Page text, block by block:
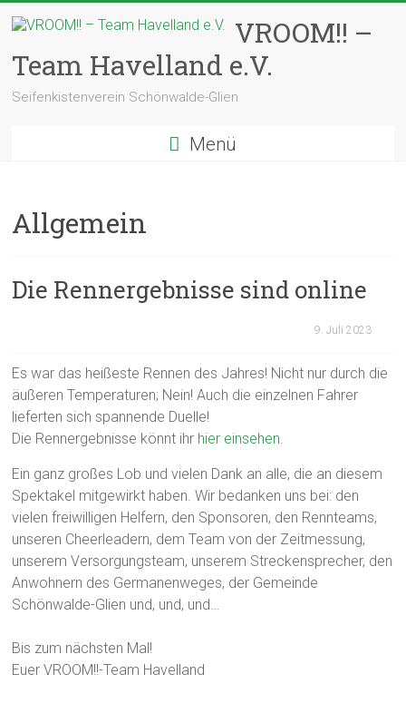
Inhalt
VROOM!! –
Team Havelland e.V.
Seifenkistenverein Schönwalde-Glien
Menü
Allgemein
Die Rennergebnisse sind online
9. Juli 2023
Es war das heißeste Rennen des Jahres! Nicht nur durch die
äußeren Temperaturen; Nein! Auch die einzelnen Fahrer
lieferten sich spannende Duelle!
Die Rennergebnisse könnt ihr hier einsehen.
Ein ganz großes Lob und vielen Dank an alle, die an diesem
Spektakel mitgewirkt haben. Wir bedanken uns bei: den
vielen freiwilligen Helfern, den Sponsoren, den Rennteams,
unseren Cheerleadern, dem Team von der Zeitmessung,
unserem Versorgungsteam, unserem Streckensprecher, den
Anwohnern des Germanenweges, der Gemeinde
Schönwalde-Glien und, und, und…
Bis zum nächsten Mal!
Euer VROOM!!-Team Havelland